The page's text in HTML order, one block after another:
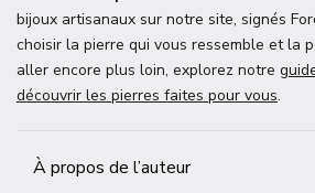
bijoux artisanaux sur notre site, signés
choisir la pierre qui vous ressemble et la
aller encore plus loin, explorez notre
découvrir les pierres faites pour vous.
À propos de l’auteur